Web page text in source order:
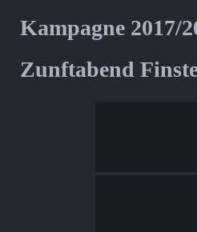
Kampagne 2017/
Zunftabend